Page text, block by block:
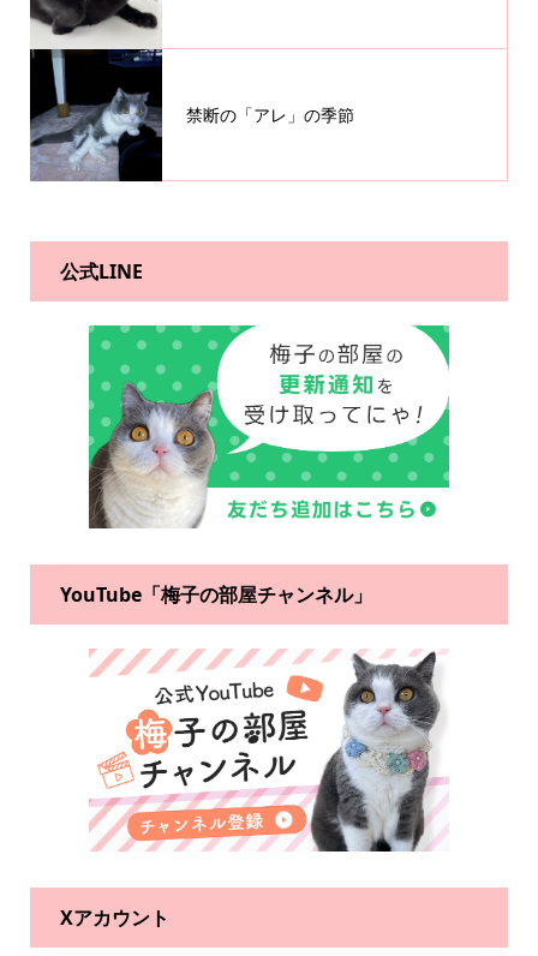
禁断の「アレ」の季節
公式LINE
YouTube「梅子の部屋チャンネル」
Xアカウント